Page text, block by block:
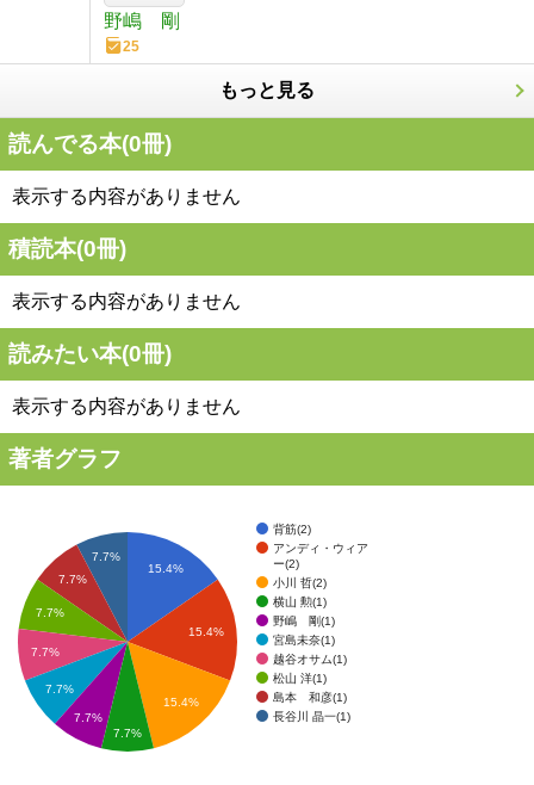
野嶋 剛
25
もっと見る
読んでる本(0冊)
表示する内容がありません
積読本(0冊)
表示する内容がありません
読みたい本(0冊)
表示する内容がありません
著者グラフ
背筋(2)
アンディ・ウィア
ー(2)
小川 哲(2)
横山 勲(1)
野嶋 剛(1)
宮島未奈(1)
越谷オサム(1)
松山 洋(1)
島本 和彦(1)
長谷川 晶一(1)
15.4%
15.4%
15.4%
7.7%
7.7%
7.7%
7.7%
7.7%
7.7%
7.7%